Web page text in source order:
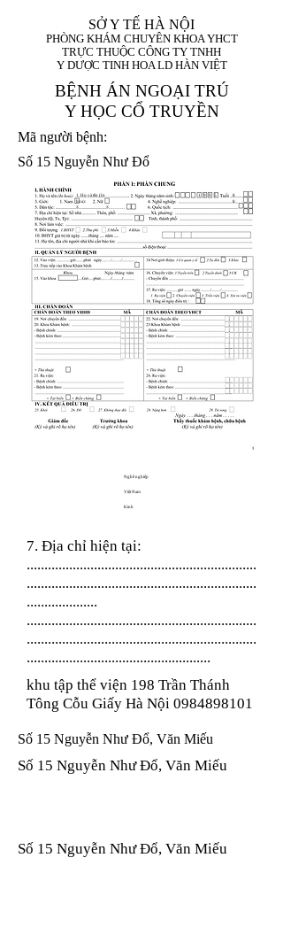
SỞ Y TẾ HÀ NỘI
PHÒNG KHÁM CHUYÊN KHOA YHCT
TRỰC THUỘC CÔNG TY TNHH
Y DƯỢC TINH HOA LD HÀN VIỆT
BỆNH ÁN NGOẠI TRÚ
Y HỌC CỔ TRUYỀN
Mã người bệnh:
Số 15 Nguyễn Như Đổ
1. Họ và tên (In
hoa):
1 9 9 5
8
8
X
X
Nghề nghiệp
Việt Nam
Kinh
7. Địa chỉ hiện tại:
.................................................................
.................................................................
....................
.................................................................
.................................................................
....................................................
khu tập thể viện 198 Trần Thánh
Tông Cỗu Giấy Hà Nội 0984898101
Số 15 Nguyễn Như Đổ, Văn Miếu
Số 15 Nguyễn Như Đổ, Văn Miếu
Số 15 Nguyễn Như Đổ, Văn Miếu